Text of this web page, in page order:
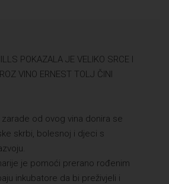
POKAZALA JE VELIKO SRCE I
VINO ERNEST TOLJ ČINI
od ovog vina donira se
skrbi, bolesnoj i djeci s
je pomoći prerano rođenim
inkubatore da bi preživjeli i